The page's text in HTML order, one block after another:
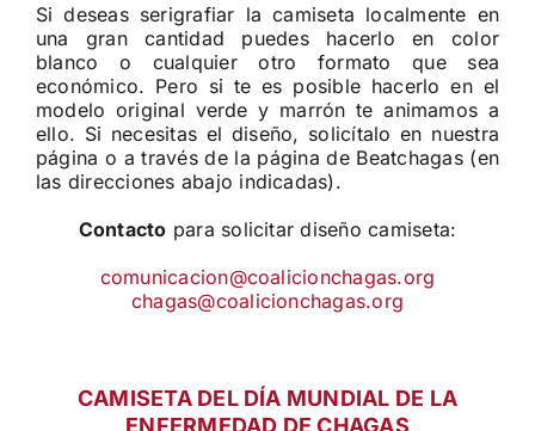
Si deseas serigrafiar la camiseta localmente en
una gran cantidad puedes hacerlo en color
blanco o cualquier otro formato que sea
económico. Pero si te es posible hacerlo en el
modelo original verde y marrón te animamos a
ello. Si necesitas el diseño, solicítalo en nuestra
página o a través de la página de Beatchagas (en
las direcciones abajo indicadas).
Contacto para solicitar diseño camiseta:
comunicacion@coalicionchagas.org
chagas@coalicionchagas.org
CAMISETA DEL DÍA MUNDIAL DE LA
ENFERMEDAD DE CHAGAS